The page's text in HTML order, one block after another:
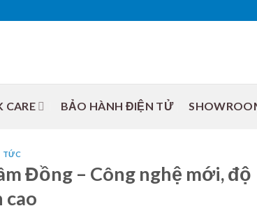
CARE BẢO HÀNH ĐIỆN TỬ
TỨC
Đồng – Công nghệ mới, độ
cao